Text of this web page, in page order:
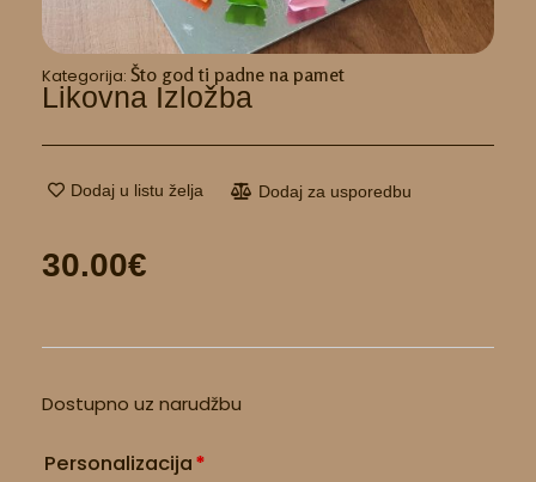
Kategorija: Što god ti padne na pamet
Likovna Izložba
Dodaj u listu želja Dodaj za usporedbu
30.00€
Dostupno uz narudžbu
Personalizacija*
izložba